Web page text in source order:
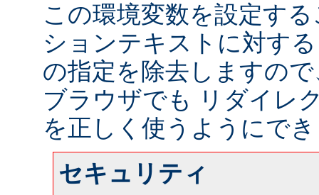
この環境変数を設定す
ションテキストに対す
の指定を除去しますの
ブラウザでも リダイレ
を正しく使うようにで
セキュリティ